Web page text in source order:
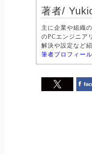
著者/
主に企業や組織
のPCエンジニア
解決や設定など
筆者プロフィー